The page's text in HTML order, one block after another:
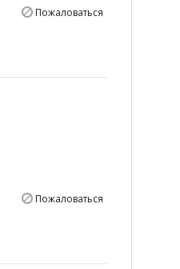
Пожаловаться
Пожаловаться